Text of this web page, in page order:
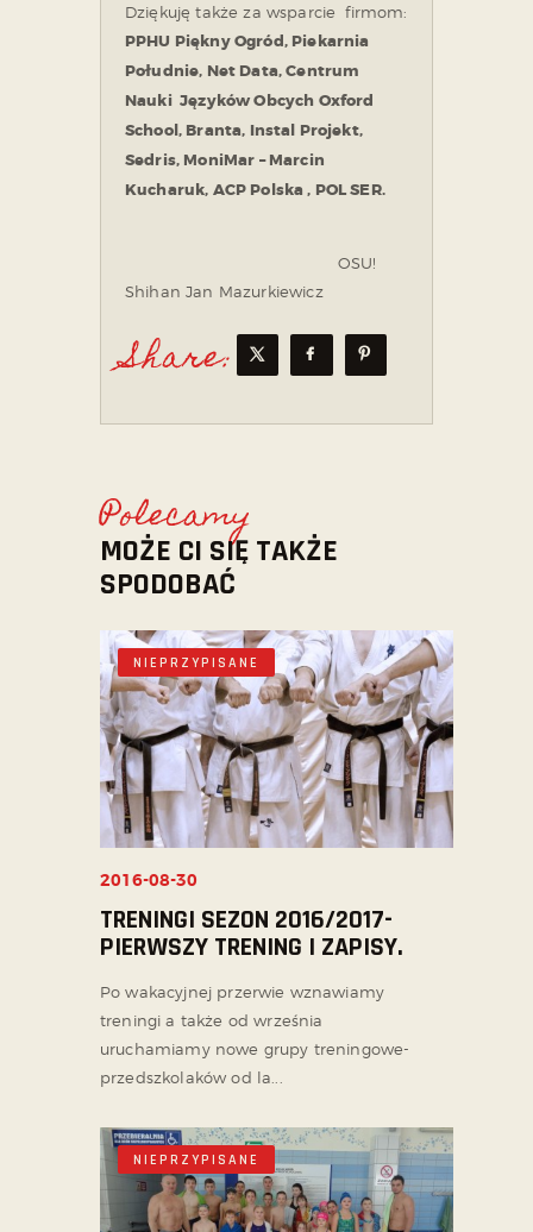
Dziękuję także za wsparcie firmom:
PPHU Piękny Ogród, Piekarnia
Południe, Net Data, Centrum
Nauki Języków Obcych Oxford
School, Branta, Instal Projekt,
Sedris, MoniMar – Marcin
Kucharuk, ACP Polska , POL SER.
OSU!
Shihan Jan Mazurkiewicz
Share:
Polecamy
MOŻE CI SIĘ TAKŻE
SPODOBAĆ
NIEPRZYPISANE
2016-08-30
TRENINGI SEZON 2016/2017-
PIERWSZY TRENING I ZAPISY.
Po wakacyjnej przerwie wznawiamy
treningi a także od września
uruchamiamy nowe grupy treningowe-
przedszkolaków od la...
NIEPRZYPISANE